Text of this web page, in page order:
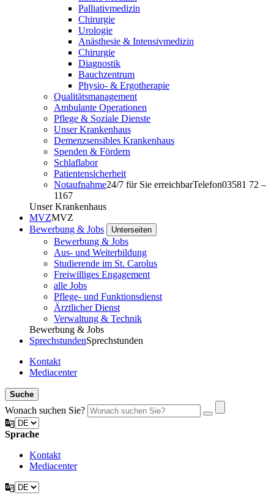
Palliativmedizin
Chirurgie
Urologie
Anästhesie & Intensivmedizin
Chirurgie
Diagnostik
Bauchzentrum
Physio- & Ergotherapie
Qualitätsmanagement
Ambulante Operationen
Pflege & Soziale Dienste
Unser Krankenhaus
Demenzsensibles Krankenhaus
Spenden & Fördern
Schlaflabor
Patientensicherheit
Notaufnahme24/7 für Sie erreichbarTelefon03581 72 –
1167
Unser Krankenhaus
MVZMVZ
Bewerbung & Jobs
Unterseiten
Bewerbung & Jobs
Aus- und Weiterbildung
Studierende im St. Carolus
Freiwilliges Engagement
alle Jobs
Pflege- und Funktionsdienst
Ärztlicher Dienst
Verwaltung & Technik
Bewerbung & Jobs
SprechstundenSprechstunden
Kontakt
Mediacenter
Suche
Wonach suchen Sie?
Sprache
Kontakt
Mediacenter